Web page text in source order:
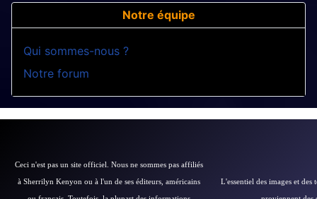
Notre équipe
Qui sommes-nous ?
Notre forum
Ceci n'est pas un site officiel. Nous ne sommes pas affiliés
à Sherrilyn Kenyon ou à l'un de ses éditeurs, américains L'essentiel des images et